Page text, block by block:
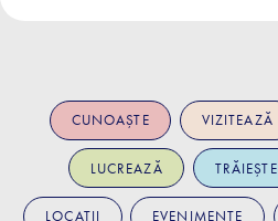
CUNOAȘTE VIZITEAZĂ
LUCREAZĂ TRĂIEȘTE
LOCAȚII EVENIMENTE